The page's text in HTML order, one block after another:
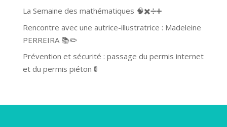
La Semaine des mathématiques 🧠✖️➗➕
Rencontre avec une autrice-illustratrice : Madeleine
PERREIRA 📚✏️
Prévention et sécurité : passage du permis internet
et du permis piéton 🚦